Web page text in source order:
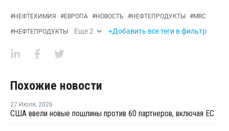
#НЕФТЕХИМИЯ #ЕВРОПА #НОВОСТЬ #НЕФТЕПРОДУКТЫ #MRC
#НЕФТЕПРОДУКТЫ Еще2 +Добавить все теги в фильтр
Похожие новости
27 Июля, 2026
США ввели новые пошлины против 60 партнеров, включая ЕС